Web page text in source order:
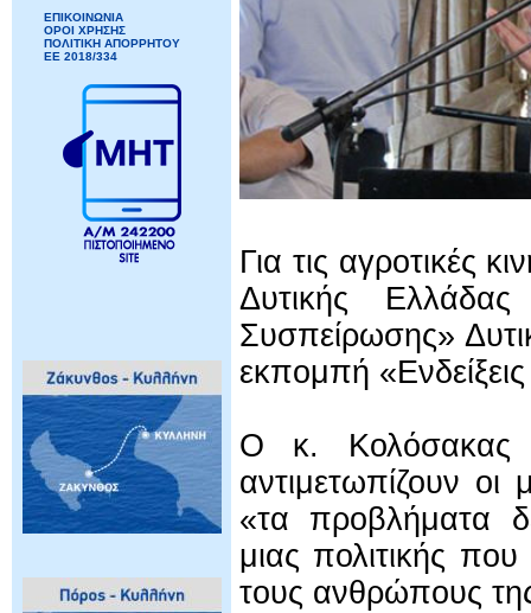
ΕΠΙΚΟΙΝΩΝΙΑ
ΟΡΟΙ ΧΡΗΣΗΣ
ΠΟΛΙΤΙΚΗ ΑΠΟΡΡΗΤΟΥ
ΕΕ 2018/334
Για τις αγροτικές
Δυτικής
Συσπείρωσης»
εκπομπή
Ο κ. Κολόσακας
αντιμετωπίζουν οι
«τα προβλήματα
μιας πολιτικής
τους ανθρώπους